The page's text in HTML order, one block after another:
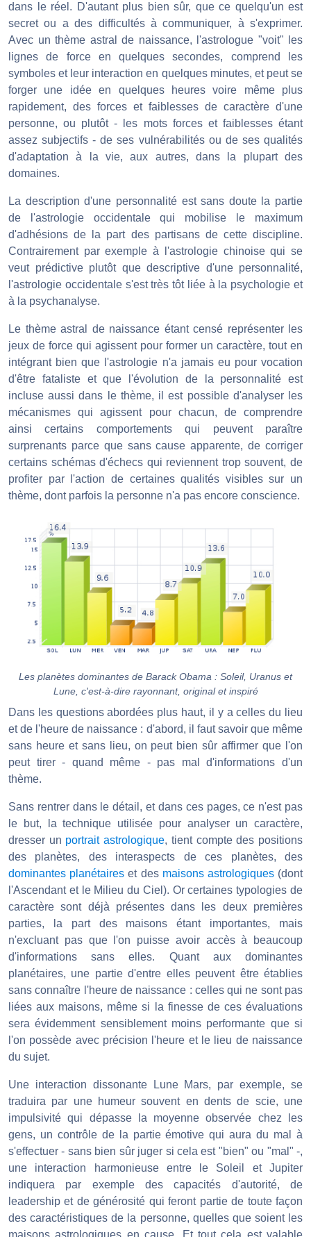
dans le réel. D'autant plus bien sûr, que ce quelqu'un est
secret ou a des difficultés à communiquer, à s'exprimer.
Avec un thème astral de naissance, l'astrologue "voit" les
lignes de force en quelques secondes, comprend les
symboles et leur interaction en quelques minutes, et peut se
forger une idée en quelques heures voire même plus
rapidement, des forces et faiblesses de caractère d'une
personne, ou plutôt - les mots forces et faiblesses étant
assez subjectifs - de ses vulnérabilités ou de ses qualités
d'adaptation à la vie, aux autres, dans la plupart des
domaines.
La description d'une personnalité est sans doute la partie
de l'astrologie occidentale qui mobilise le maximum
d'adhésions de la part des partisans de cette discipline.
Contrairement par exemple à l'astrologie chinoise qui se
veut prédictive plutôt que descriptive d'une personnalité,
l'astrologie occidentale s'est très tôt liée à la psychologie et
à la psychanalyse.
Le thème astral de naissance étant censé représenter les
jeux de force qui agissent pour former un caractère, tout en
intégrant bien que l'astrologie n'a jamais eu pour vocation
d'être fataliste et que l'évolution de la personnalité est
incluse aussi dans le thème, il est possible d'analyser les
mécanismes qui agissent pour chacun, de comprendre
ainsi certains comportements qui peuvent paraître
surprenants parce que sans cause apparente, de corriger
certains schémas d'échecs qui reviennent trop souvent, de
profiter par l'action de certaines qualités visibles sur un
thème, dont parfois la personne n'a pas encore conscience.
Les planètes dominantes de Barack Obama : Soleil, Uranus et
Lune, c'est-à-dire rayonnant, original et inspiré
Dans les questions abordées plus haut, il y a celles du lieu
et de l'heure de naissance : d'abord, il faut savoir que même
sans heure et sans lieu, on peut bien sûr affirmer que l'on
peut tirer - quand même - pas mal d'informations d'un
thème.
Sans rentrer dans le détail, et dans ces pages, ce n'est pas
le but, la technique utilisée pour analyser un caractère,
dresser un portrait astrologique, tient compte des positions
des planètes, des interaspects de ces planètes, des
dominantes planétaires et des maisons astrologiques(dont
l'Ascendant et le Milieu du Ciel). Or certaines typologies de
caractère sont déjà présentes dans les deux premières
parties, la part des maisons étant importantes, mais
n'excluant pas que l'on puisse avoir accès à beaucoup
d'informations sans elles. Quant aux dominantes
planétaires, une partie d'entre elles peuvent être établies
sans connaître l'heure de naissance : celles qui ne sont pas
liées aux maisons, même si la finesse de ces évaluations
sera évidemment sensiblement moins performante que si
l'on possède avec précision l'heure et le lieu de naissance
du sujet.
Une interaction dissonante Lune Mars, par exemple, se
traduira par une humeur souvent en dents de scie, une
impulsivité qui dépasse la moyenne observée chez les
gens, un contrôle de la partie émotive qui aura du mal à
s'effectuer - sans bien sûr juger si cela est "bien" ou "mal" -,
une interaction harmonieuse entre le Soleil et Jupiter
indiquera par exemple des capacités d'autorité, de
leadership et de générosité qui feront partie de toute façon
des caractéristiques de la personne, quelles que soient les
maisons astrologiques en cause. Et tout cela est valable